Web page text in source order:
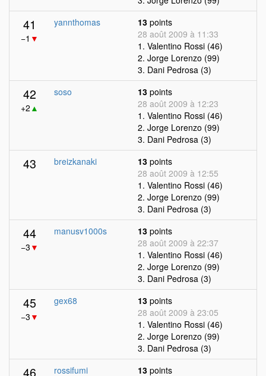
41
−1 ▼
yannthomas 13 points
28 août 2009 à 11:33
1. Valentino Rossi (46)
2. Jorge Lorenzo (99)
3. Dani Pedrosa (3)
42
+2 ▲
soso 13 points
28 août 2009 à 12:23
1. Valentino Rossi (46)
2. Jorge Lorenzo (99)
3. Dani Pedrosa (3)
43 breizkanaki 13 points
28 août 2009 à 12:55
1. Valentino Rossi (46)
2. Jorge Lorenzo (99)
3. Dani Pedrosa (3)
44
−3 ▼
manusv1000s 13 points
28 août 2009 à 22:37
1. Valentino Rossi (46)
2. Jorge Lorenzo (99)
3. Dani Pedrosa (3)
45
−3 ▼
gex68 13 points
28 août 2009 à 23:05
1. Valentino Rossi (46)
2. Jorge Lorenzo (99)
3. Dani Pedrosa (3)
46 rossifumi 13 points